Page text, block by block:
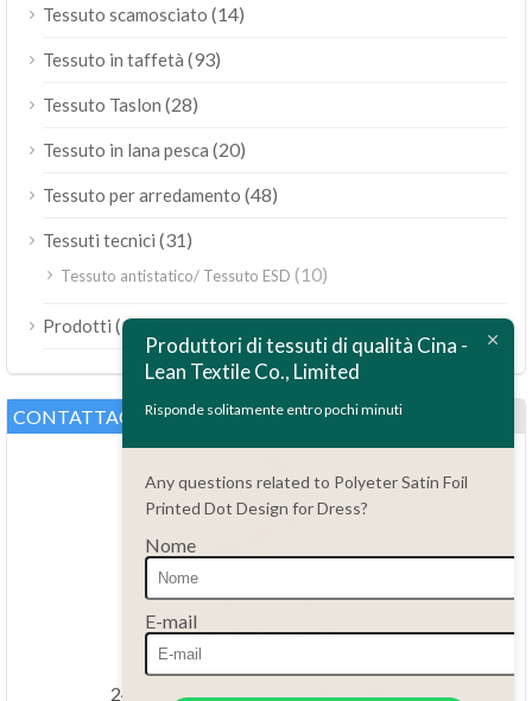
Tessuto scamosciato (14)
Tessuto in taffetà (93)
Tessuto Taslon (28)
Tessuto in lana pesca (20)
Tessuto per arredamento (48)
Tessuti tecnici (31)
Tessuto antistatico/ Tessuto ESD (10)
Prodotti (189)
CONTATTACI
Domande?
86.15051486055
haiming@leantex.com
24 ore al giorno, 7 giorni alla settimana
Produttori di tessuti di qualità Cina -
Lean Textile Co., Limited
Risponde solitamente entro pochi minuti
Any questions related to Polyeter Satin Foil
Printed Dot Design for Dress?
Nome
E-mail
Français
Português do Brasil
Русский
Tiếng Việt
العربية
Bahasa Indonesia
Polski
Bahasa Melayu